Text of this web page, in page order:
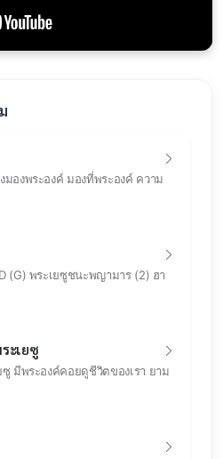
มองพระองค์ มองที่พระองค์ ความ
(G) พระเยซูชนะพญามาร (2) ฮา
ะเยซู
ซู มีพระองค์คอยดูชีวิตของเรา ยาม